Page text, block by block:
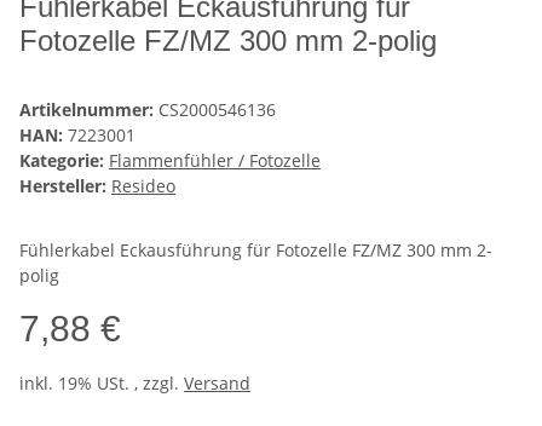
Fühlerkabel Eckausführung für
Fotozelle FZ/MZ 300 mm 2-polig
Artikelnummer: CS2000546136
HAN: 7223001
Kategorie: Flammenfühler / Fotozelle
Hersteller: Resideo
Fühlerkabel Eckausführung für Fotozelle FZ/MZ 300 mm 2-
polig
7,88 €
inkl. 19% USt. , zzgl. Versand